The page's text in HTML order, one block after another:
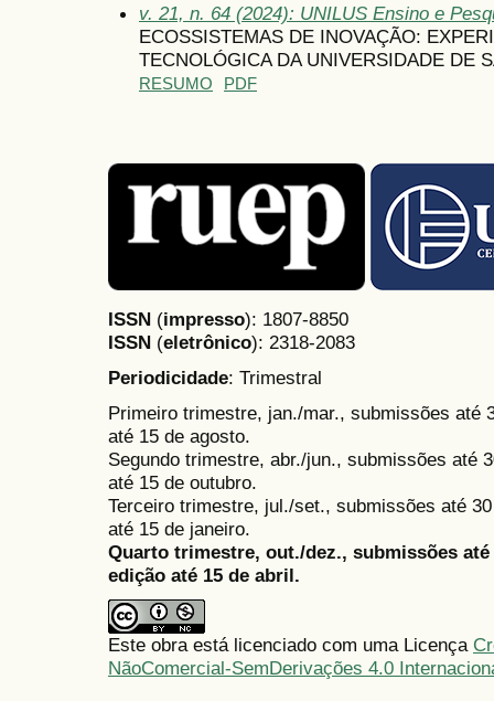
v. 21, n. 64 (2024): UNILUS Ensino e
ECOSSISTEMAS DE INOVAÇÃO:
TECNOLÓGICA DA UNIVERSIDADE DE
RESUMO PDF
ISSN (impresso): 1807-8850
ISSN (eletrônico): 2318-2083
Periodicidade: Trimestral
Primeiro trimestre, jan./mar., submissões até
até 15 de agosto.
Segundo trimestre, abr./jun., submissões até
até 15 de outubro.
Terceiro trimestre, jul./set., submissões até
até 15 de janeiro.
Quarto trimestre, out./dez., submissões
edição até 15 de abril.
Este obra está licenciado com uma Licença
NãoComercial-SemDerivações 4.0